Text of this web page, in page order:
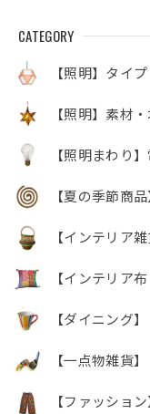
CATEGORY
【照明】タイ
【照明】素材
【照明まわり
【夏の季節商品
【インテリア雑
【インテリア
【ダイニング】
【一点物雑貨】
【ファッション